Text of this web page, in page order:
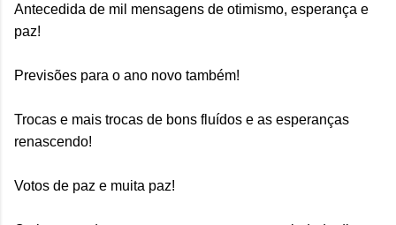
Antecedida de mil mensagens de otimismo, esperança e
paz!
Previsões para o ano novo também!
Trocas e mais trocas de bons fluídos e as esperanças
renascendo!
Votos de paz e muita paz!